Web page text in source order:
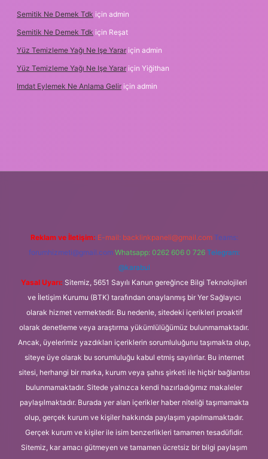
Semitik Ne Demek Tdk için admin
Semitik Ne Demek Tdk için Reşat
Yüz Temizleme Yağı Ne Işe Yarar için admin
Yüz Temizleme Yağı Ne Işe Yarar için Yiğithan
Imdat Eylemek Ne Anlama Gelir için admin
Reklam ve İletişim: E-mail: backlinkpaneli@gmail.com Teams:
forumhizmeti@gmail.com Whatsapp: 0262 606 0 726 Telegram:
@karabul
Yasal Uyarı: Sitemiz, 5651 Sayılı Kanun gereğince Bilgi Teknolojileri
ve İletişim Kurumu (BTK) tarafından onaylanmış bir Yer Sağlayıcı
olarak hizmet vermektedir. Bu nedenle, sitedeki içerikleri proaktif
olarak denetleme veya araştırma yükümlülüğümüz bulunmamaktadır.
Ancak, üyelerimiz yazdıkları içeriklerin sorumluluğunu taşımakta olup,
siteye üye olarak bu sorumluluğu kabul etmiş sayılırlar. Bu internet
sitesi, herhangi bir marka, kurum veya şahıs şirketi ile hiçbir bağlantısı
bulunmamaktadır. Sitede yalnızca kendi hazırladığımız makaleler
paylaşılmaktadır. Burada yer alan içerikler haber niteliği taşımamakta
olup, gerçek kurum ve kişiler hakkında paylaşım yapılmamaktadır.
Gerçek kurum ve kişiler ile isim benzerlikleri tamamen tesadüfidir.
Sitemiz, kar amacı gütmeyen ve tamamen ücretsiz bir bilgi paylaşım